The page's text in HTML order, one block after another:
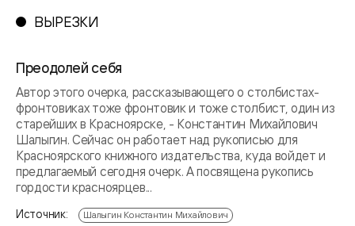
ВЫРЕЗКИ
Преодолей себя
Автор этого очерка, рассказывающего о столбистах-
фронтовиках тоже фронтовик и тоже столбист, один из
старейших в Красноярске, - Константин Михайлович
Шалыгин. Сейчас он работает над рукописью для
Красноярского книжного издательства, куда войдет и
предлагаемый сегодня очерк. А посвящена рукопись
гордости красноярцев...
Источник: Шалыгин Константин Михайлович